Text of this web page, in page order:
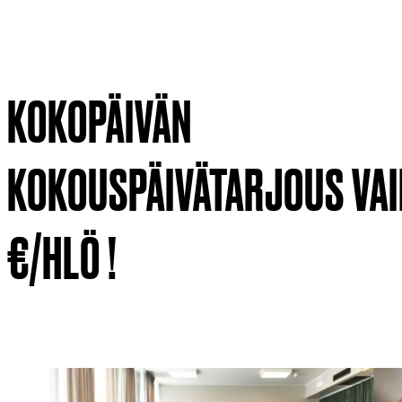
KOKOPÄIVÄN
KOKOUSPÄIVÄTARJOUS
€/HLÖ !